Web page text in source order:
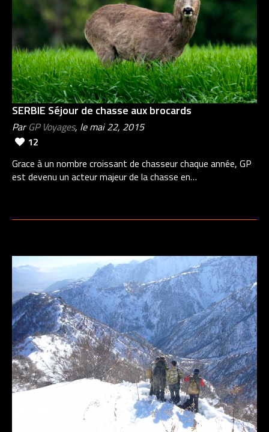
SERBIE Séjour de chasse aux brocards
ParGP Voyages, le mai 22, 2015
12
Grace à un nombre croissant de chasseur chaque année, GP
est devenu un acteur majeur de la chasse en…